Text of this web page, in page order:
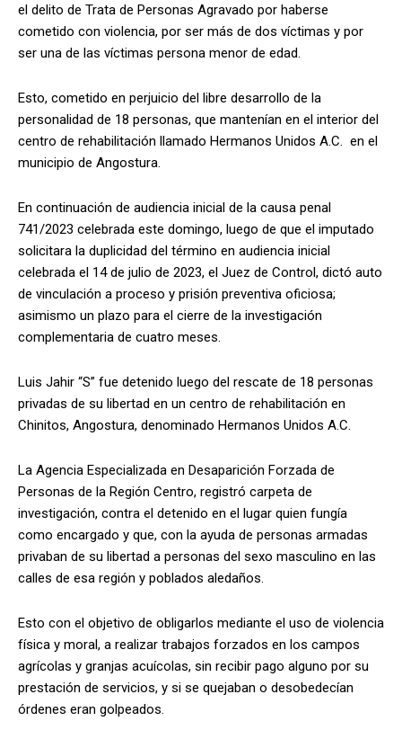
el delito de Trata de Personas Agravado por haberse
cometido con violencia, por ser más de dos víctimas y por
ser una de las víctimas persona menor de edad.
Esto, cometido en perjuicio del libre desarrollo de la
personalidad de 18 personas, que mantenían en el interior del
centro de rehabilitación llamado Hermanos Unidos A.C. en el
municipio de Angostura.
En continuación de audiencia inicial de la causa penal
741/2023 celebrada este domingo, luego de que el imputado
solicitara la duplicidad del término en audiencia inicial
celebrada el 14 de julio de 2023, el Juez de Control, dictó auto
de vinculación a proceso y prisión preventiva oficiosa;
asimismo un plazo para el cierre de la investigación
complementaria de cuatro meses.
Luis Jahir “S” fue detenido luego del rescate de 18 personas
privadas de su libertad en un centro de rehabilitación en
Chinitos, Angostura, denominado Hermanos Unidos A.C.
La Agencia Especializada en Desaparición Forzada de
Personas de la Región Centro, registró carpeta de
investigación, contra el detenido en el lugar quien fungía
como encargado y que, con la ayuda de personas armadas
privaban de su libertad a personas del sexo masculino en las
calles de esa región y poblados aledaños.
Esto con el objetivo de obligarlos mediante el uso de violencia
física y moral, a realizar trabajos forzados en los campos
agrícolas y granjas acuícolas, sin recibir pago alguno por su
prestación de servicios, y si se quejaban o desobedecían
órdenes eran golpeados.